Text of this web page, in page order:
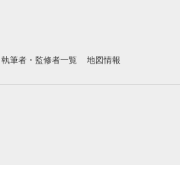
執筆者・監修者一覧 地図情報